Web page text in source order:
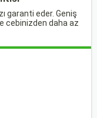
garanti eder. Geniş
cebinizden daha az